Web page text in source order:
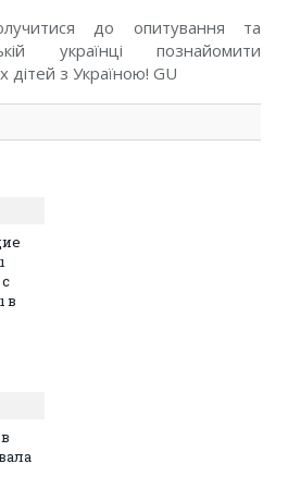
до опитування та
українці познайомити
дітей з Україною! GU
в